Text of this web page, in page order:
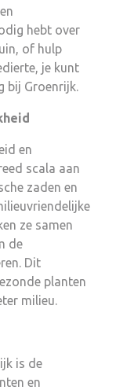
hebt over
of hulp
je kunt
bij Groenrijk.
en
scala aan
zaden en
ze samen
de
Dit
planten
milieu.
is de
en